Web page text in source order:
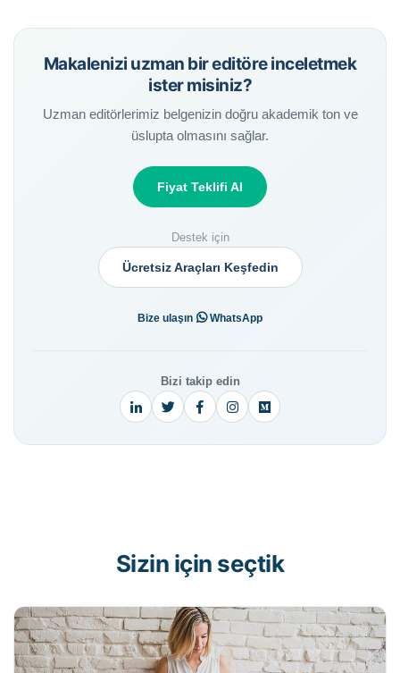
Makalenizi uzman bir editöre inceletmek
ister misiniz?
Uzman editörlerimiz belgenizin doğru akademik ton ve
üslupta olmasını sağlar.
Fiyat Teklifi Al
Destek için
Ücretsiz Araçları Keşfedin
Bize ulaşın· WhatsApp
Bizi takip edin
Sizin için seçtik